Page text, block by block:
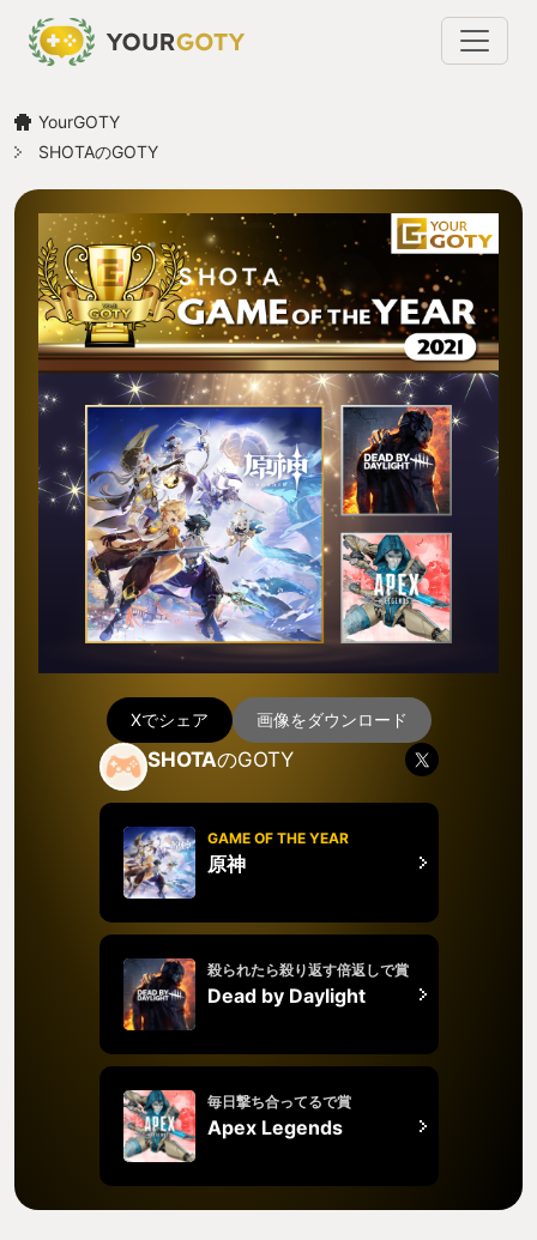
YourGOTY
SHOTAのGOTY
Xでシェア 画像をダウンロード
SHOTAのGOTY
GAME OF THE YEAR
原神
殺られたら殺り返す倍返しで賞
Dead by Daylight
毎日撃ち合ってるで賞
Apex Legends